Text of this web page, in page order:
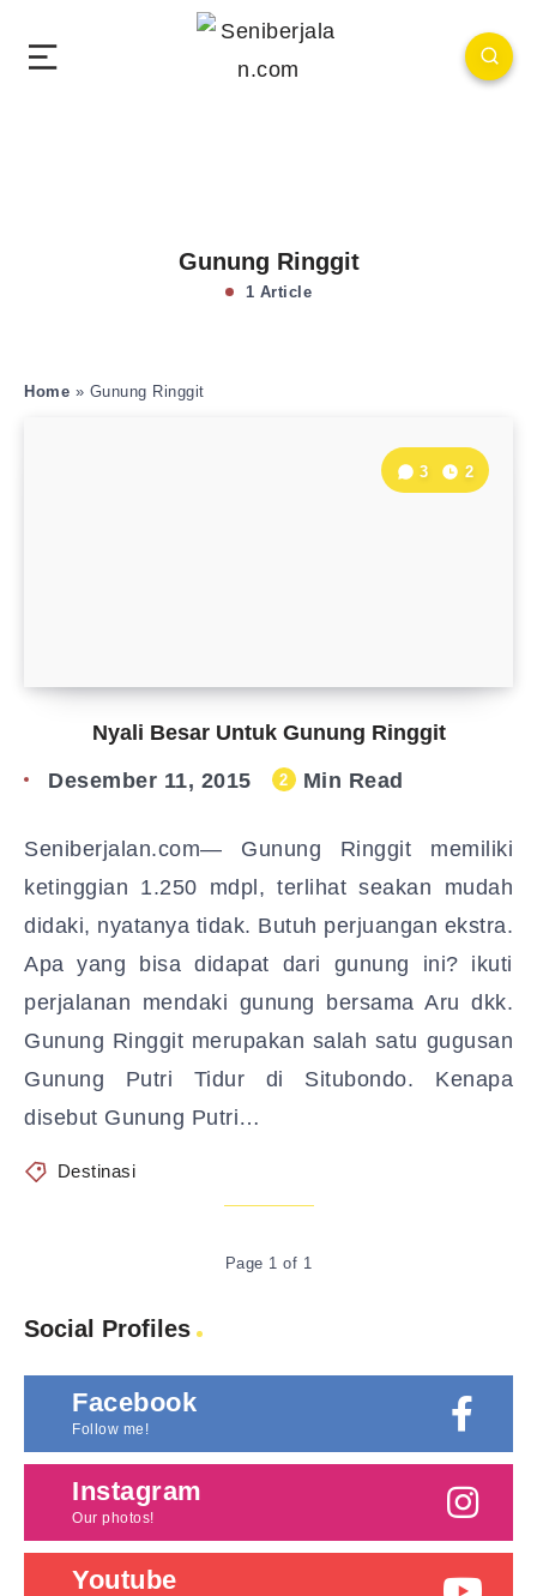
Gunung Ringgit
1 Article
Home » Gunung Ringgit
Nyali Besar Untuk Gunung Ringgit
3 2
Desember 11, 2015 2 Min Read
Seniberjalan.com— Gunung Ringgit memiliki
ketinggian 1.250 mdpl, terlihat seakan mudah
didaki, nyatanya tidak. Butuh perjuangan ekstra.
Apa yang bisa didapat dari gunung ini? ikuti
perjalanan mendaki gunung bersama Aru dkk.
Gunung Ringgit merupakan salah satu gugusan
Gunung Putri Tidur di Situbondo. Kenapa
disebut Gunung Putri…
Destinasi
Page 1 of 1
Social Profiles
Facebook
Follow me!
Instagram
Our photos!
Youtube